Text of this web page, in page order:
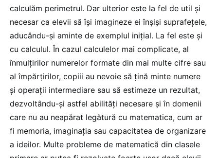
calculăm perimetrul. Dar ulterior este la fel de util şi
necesar ca elevii să îşi imagineze ei înşişi suprafeţele,
aducându-şi aminte de exemplul iniţial. La fel este şi
cu calculul. În cazul calculelor mai complicate, al
înmulţirilor numerelor formate din mai multe cifre sau
al împărţirilor, copiii au nevoie să ţină minte numere
şi operaţii intermediare sau să estimeze un rezultat,
dezvoltându-şi astfel abilităţi necesare şi în domenii
care nu au neapărat legătură cu matematica, cum ar
fi memoria, imaginaţia sau capacitatea de organizare
a ideilor. Multe probleme de matematică din clasele